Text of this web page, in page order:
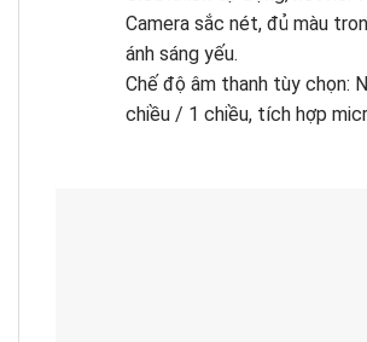
Camera sắc nét, đủ màu
ánh sáng yếu.
Chế độ âm thanh tùy chọn:
chiều / 1 chiều, tích hợp